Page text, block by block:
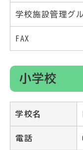
学校施設管理グ
FAX
小学校
学校名
電話